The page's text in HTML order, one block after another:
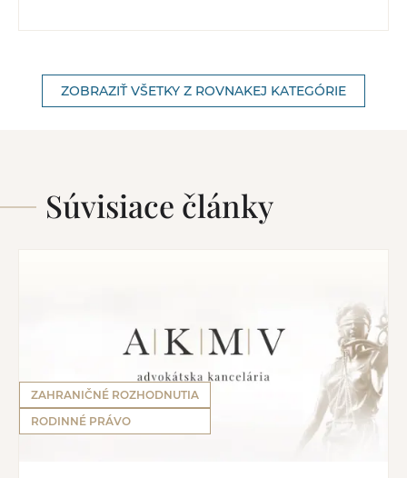
ZOBRAZIŤ VŠETKY Z ROVNAKEJ KATEGÓRIE
Súvisiace články
ZAHRANIČNÉ ROZHODNUTIA
RODINNÉ PRÁVO